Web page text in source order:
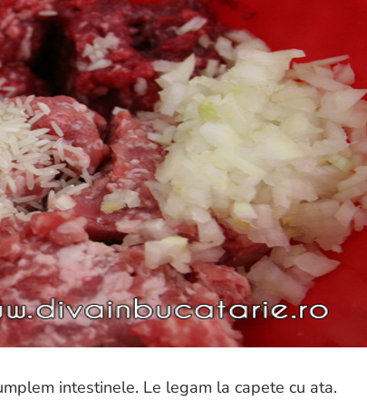
intestinele. Le legam la capete cu ata.